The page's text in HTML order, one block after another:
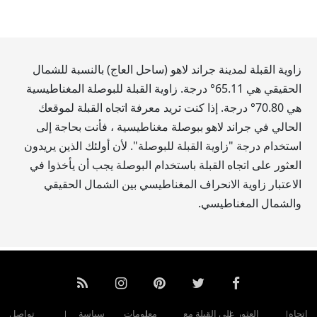
زاوية القبلة لمدينة جراند لاهو (ساحل العاج) بالنسبة للشمال
الحقيقي هي 65.11° درجة. زاوية القبلة للبوصلة المغناطيسية
هي70.80° درجة. إذا كنت تريد معرفة اتجاه القبلة لموقعك
الحالي في جراند لاهو ببوصلة مغناطيسية ، فأنت بحاجة إلى
استخدام درجة "زاوية القبلة للبوصلة". لأن أولئك الذين يريدون
العثور على اتجاه القبلة باستخدام البوصلة يجب أن يأخذوا في
الاعتبار زاوية الانحراف المغناطيسي بين الشمال الحقيقي
والشمال المغناطيسي.
اتجاه العثور على القبلة مع معلومات سياسة تواصل